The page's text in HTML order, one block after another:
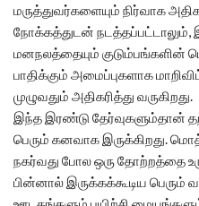
மருத்துவர்களையும் நிர்வாக
நோக்கத்துடன்
மனநலத்தையும் குடும்பங்களின்
பாதிக்கும் அமைப்புகளாக
முழுவதும் அதிகரித்து வருகிறது.
இந்த இரண்டு
பெரும் கனவாக இருக்கிறது.
நகர்வது போல ஒரு தோற்றத்தை
பின்னால் இருக்கக்கூடிய